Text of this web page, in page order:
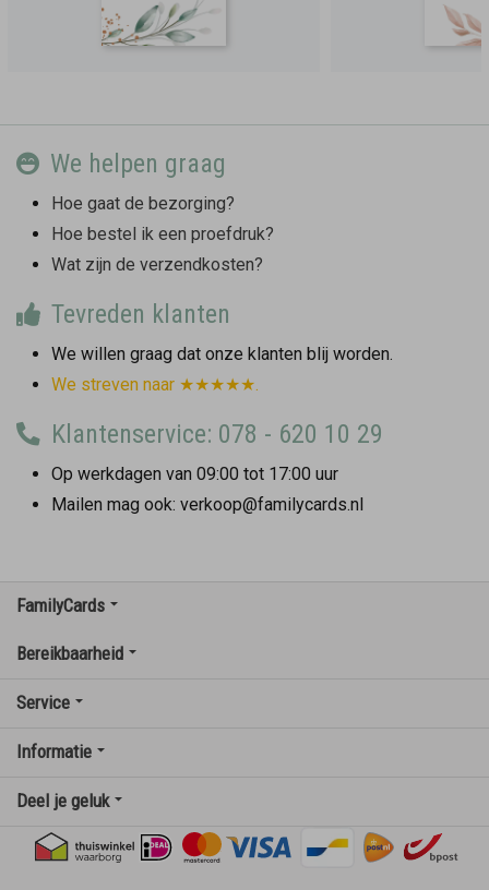
We helpen graag
Hoe gaat de bezorging?
Hoe bestel ik een proefdruk?
Wat zijn de verzendkosten?
Tevreden klanten
We willen graag dat onze klanten blij worden.
We streven naar ★★★★★.
Klantenservice: 078 - 620 10 29
Op werkdagen van 09:00 tot 17:00 uur
Mailen mag ook: verkoop@familycards.nl
FamilyCards
Bereikbaarheid
Service
Informatie
Deel je geluk